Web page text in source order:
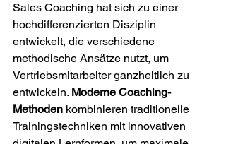
Sales Coaching hat sich zu einer
hochdifferenzierten Disziplin
entwickelt, die verschiedene
methodische Ansätze nutzt, um
Vertriebsmitarbeiter ganzheitlich zu
entwickeln. Moderne Coaching-
Methoden kombinieren traditionelle
Trainingstechniken mit innovativen